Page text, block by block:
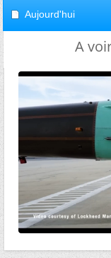
Aujourd'hui
A